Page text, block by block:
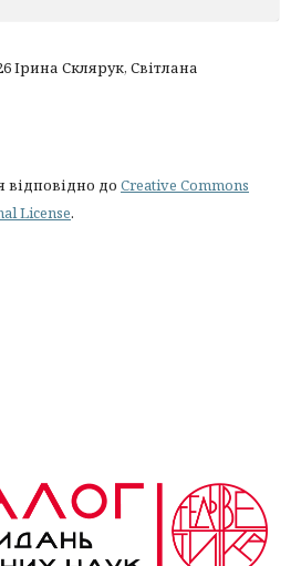
Ірина Склярук, Світлана
відповідно до Creative Commons
License.